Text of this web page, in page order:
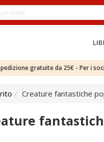
gratuite da 25€ - Per i
Creature fantastiche